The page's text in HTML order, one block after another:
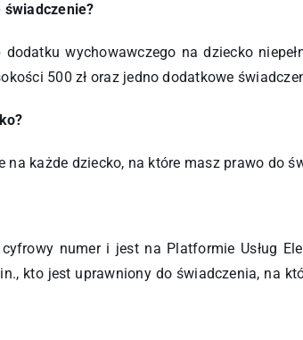
świadczenie?
wychowawczego na dziecko
500 zł oraz jedno dodatkowe
na każde dziecko, na które masz prawo do
numer i jest na Platformie Usług
kto jest uprawniony do świadczenia, na